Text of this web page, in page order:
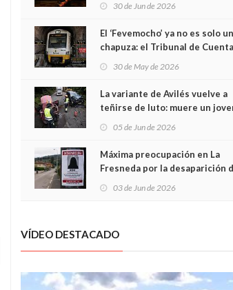
30 de Jun de 2026
El ‘Fevemocho’ ya no es solo
chapuza: el Tribunal de
sobrecoste de los trenes que
cabían por los túneles
30 de May de 2026
La variante de Avilés vuelve a
teñirse de luto: muere un
05 de Jun de 2026
Máxima preocupación en La
Fresneda por la desaparición
03 de Jun de 2026
VÍDEO DESTACADO